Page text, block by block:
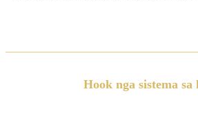
Hook nga sistema sa